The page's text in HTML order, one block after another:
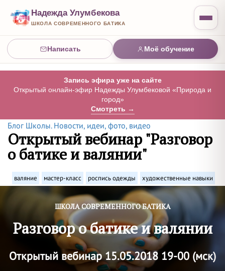
Надежда Улумбекова
ШКОЛА СОВРЕМЕННОГО БАТИКА
Написать Моё обучение
Запись эфира уже на сайте
Открытый онлайн-эфир Надежды Улумбековой «Природа и
город»
Смотреть →
Блог Школы. Новости, идеи, фото, видео
Открытый вебинар "Разговор
о батике и валянии"
валяние мастер-класс роспись одежды художественные навыки
ШКОЛА СОВРЕМЕННОГО БАТИКА
Разговор о батике и валянии
Открытый вебинар 15.05.2018 19-00 (мск)